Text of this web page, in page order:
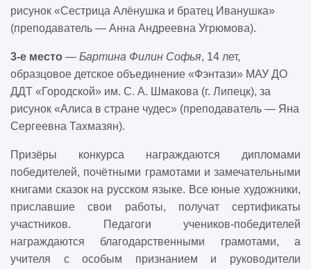
рисунок «Сестрица Алёнушка и братец Иванушка»
(преподаватель — Анна Андреевна Угрюмова).
3-е место — Бартина Филин Софья, 14 лет,
образцовое детское объединение «Фэнтази» МАУ ДО
ДДТ «Городской» им. С. А. Шмакова (г. Липецк), за
рисунок «Алиса в стране чудес» (преподаватель — Яна
Сергеевна Тахмазян).
Призёры конкурса награждаются дипломами
победителей, почётными грамотами и замечательными
книгами сказок на русском языке. Все юные художники,
приславшие свои работы, получат сертификаты
участников.
Педагоги учеников-победителей
награждаются благодарственными грамотами, а
учителя с особым признанием и руководители